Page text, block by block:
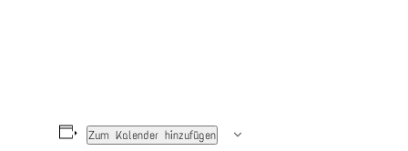
Zum Kalender hinzufügen